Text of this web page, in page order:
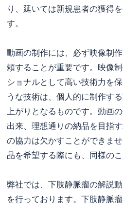
り、延いては新規患者の獲得
す。
動画の制作には、必ず映像制
頼することが重要です。映像
ショナルとして高い技術力を
うな技術は、個人的に制作す
上がりとなるものです。動画
出来、理想通りの納品を目指
の協力は欠かすことができま
品を希望する際にも、同様のこ
弊社では、下肢静脈瘤の解説
を行っております。下肢静脈